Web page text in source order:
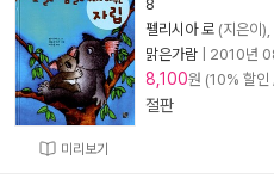
미리보기
8
펠리시아 로 (지은이),
맑은가람
2010년
8,100원 (10% 할
절판